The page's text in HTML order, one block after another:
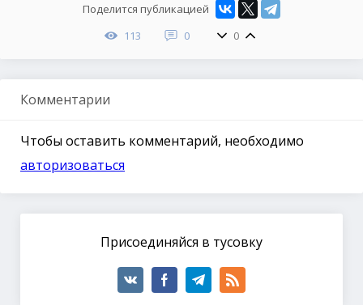
Поделится публикацией
113
0 0
Комментарии
Чтобы оставить комментарий, необходимо
авторизоваться
Присоединяйся в тусовку